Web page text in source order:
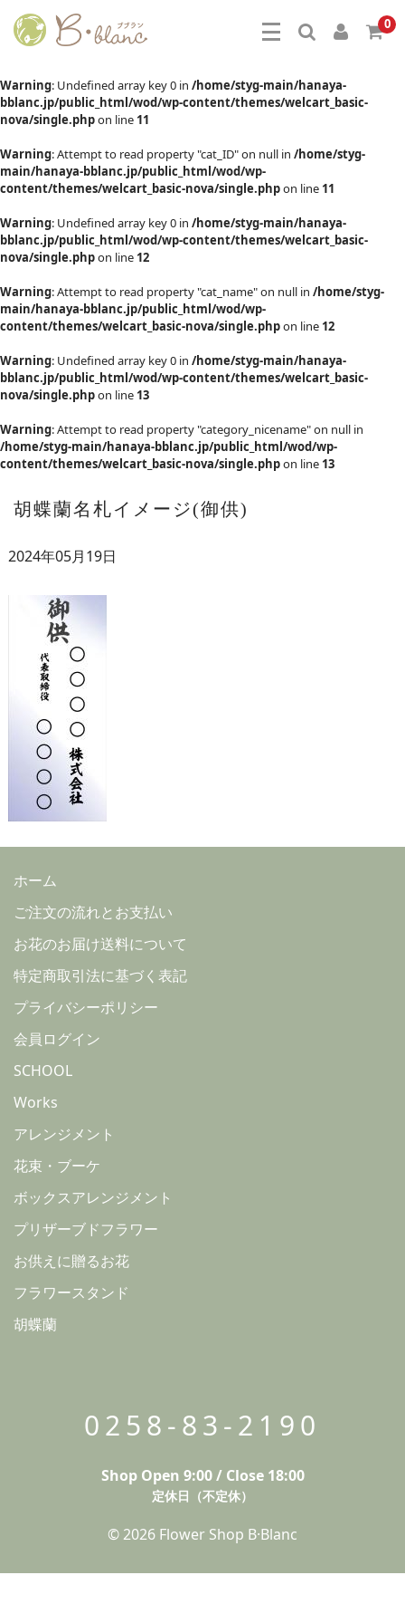
0
Warning: Undefined array key 0 in /home/styg-main/hanaya-
bblanc.jp/public_html/wod/wp-content/themes/welcart_basic-
nova/single.phpon line 11
Warning: Attempt to read property "cat_ID" on null in /home/styg-
main/hanaya-bblanc.jp/public_html/wod/wp-
content/themes/welcart_basic-nova/single.phpon line 11
Warning: Undefined array key 0 in /home/styg-main/hanaya-
bblanc.jp/public_html/wod/wp-content/themes/welcart_basic-
nova/single.phpon line 12
Warning: Attempt to read property "cat_name" on null in /home/styg-
main/hanaya-bblanc.jp/public_html/wod/wp-
content/themes/welcart_basic-nova/single.phpon line 12
Warning: Undefined array key 0 in /home/styg-main/hanaya-
bblanc.jp/public_html/wod/wp-content/themes/welcart_basic-
nova/single.phpon line 13
Warning: Attempt to read property "category_nicename" on null in
/home/styg-main/hanaya-bblanc.jp/public_html/wod/wp-
content/themes/welcart_basic-nova/single.phpon line 13
胡蝶蘭名札イメージ(御供)
2024年05月19日
ホーム
ご注文の流れとお支払い
お花のお届け送料について
特定商取引法に基づく表記
プライバシーポリシー
会員ログイン
SCHOOL
Works
アレンジメント
花束・ブーケ
ボックスアレンジメント
プリザーブドフラワー
お供えに贈るお花
フラワースタンド
胡蝶蘭
0258-83-2190
Shop Open 9:00 / Close 18:00
定休日（不定休）
© 2026 Flower Shop B·Blanc